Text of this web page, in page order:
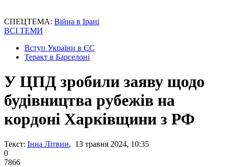
СПЕЦТЕМА: Війна в Ірані
ВСІ ТЕМИ
Вступ України в ЄС
Теракт в Барселоні
У ЦПД зробили заяву щодо
будівництва рубежів на
кордоні Харківщини з РФ
Текст: Інна Літвин, 13 травня 2024, 10:35
0
7866